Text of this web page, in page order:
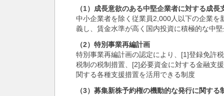
（1）成長意欲のある中堅企業者に対する成長
中小企業者を除く従業員2,000人以下の企業を
義し、賃金水準が高く国内投資に積極的な中
（2）特別事業再編計画
特別事業再編計画の認定により、[1]登録免許
税制の税制措置、[2]必要資金に対する金融支
関する各種支援措置を活用できる制度
（3）募集新株予約権の機動的な発行に関する